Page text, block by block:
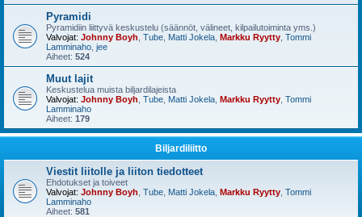
Pyramidi
Pyramidiin liittyvä keskustelu (säännöt, välineet, kilpailutoiminta yms.)
Valvojat: Johnny Boyh Tube Matti Jokela Markku Ryytty Tommi
Lamminaho jee
Aiheet: 524
Muut lajit
Keskustelua muista biljardilajeista
Valvojat: Johnny Boyh Tube Matti Jokela Markku Ryytty Tommi
Lamminaho
Aiheet: 179
Biljardiliitto
Viestit liitolle ja liiton tiedotteet
Ehdotukset ja toiveet
Valvojat: Johnny Boyh Tube Matti Jokela Markku Ryytty Tommi
Lamminaho
Aiheet: 581